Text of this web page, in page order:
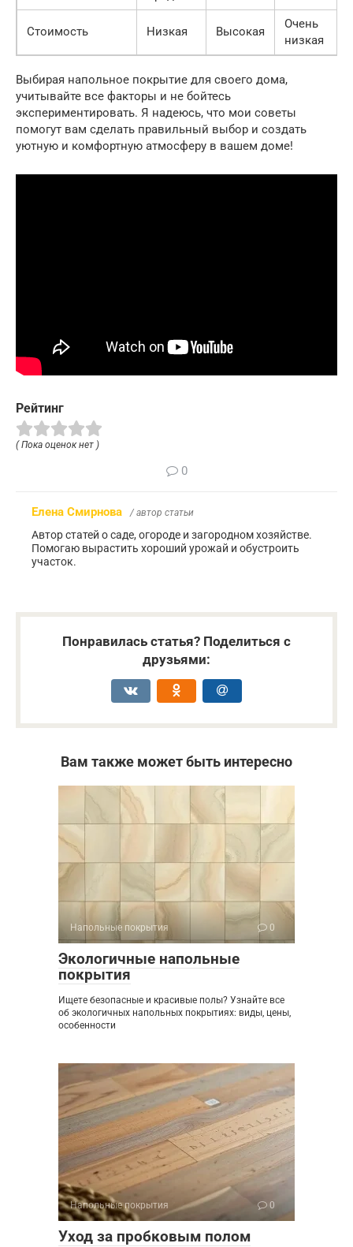
Стоимость Низкая Высокая
Очень
низкая
Выбирая напольное покрытие для своего дома,
учитывайте все факторы и не бойтесь
экспериментировать. Я надеюсь, что мои советы
помогут вам сделать правильный выбор и создать
уютную и комфортную атмосферу в вашем доме!
Рейтинг
( Пока оценок нет )
0
Елена Смирнова / автор статьи
Автор статей о саде, огороде и загородном хозяйстве.
Помогаю вырастить хороший урожай и обустроить
участок.
Понравилась статья? Поделиться с
друзьями:
Вам также может быть интересно
Напольные покрытия 0
Экологичные напольные
покрытия
Ищете безопасные и красивые полы? Узнайте все
об экологичных напольных покрытиях: виды, цены,
особенности
Напольные покрытия 0
Уход за пробковым полом